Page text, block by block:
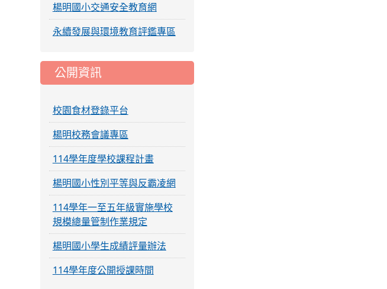
楊明國小交通安全教育網
永續發展與環境教育評鑑專區
公開資訊
校園食材登錄平台
楊明校務會議專區
114學年度學校課程計畫
楊明國小性別平等與反霸凌網
114學年一至五年級實施學校
規模總量管制作業規定
楊明國小學生成績評量辦法
114學年度公開授課時間